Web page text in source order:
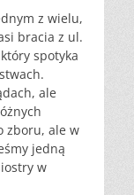
z wielu,
bracia z ul.
spotyka
ale
zboru, ale w
jedną
w